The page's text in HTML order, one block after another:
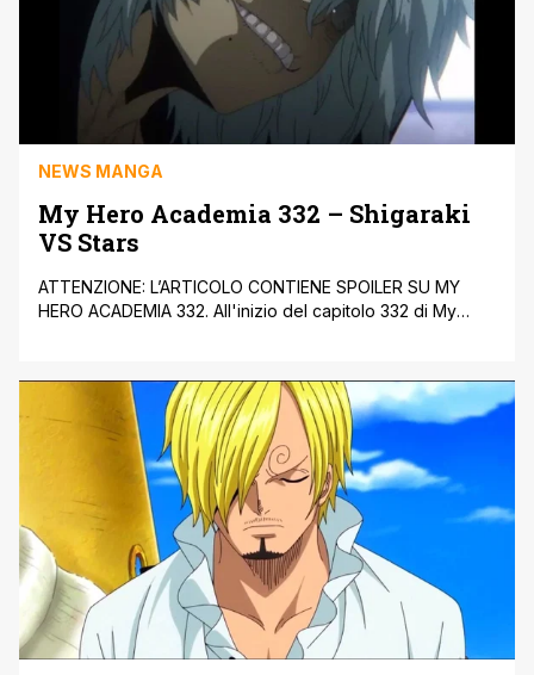
NEWS MANGA
My Hero Academia 332 – Shigaraki
VS Stars
ATTENZIONE: L’ARTICOLO CONTIENE SPOILER SU MY
HERO ACADEMIA 332. All'inizio del capitolo 332 di My
d'addestramento e altri cadetti ridono di lei perché non è
in grado di aumentare la sua forza fisica. Anche se il New